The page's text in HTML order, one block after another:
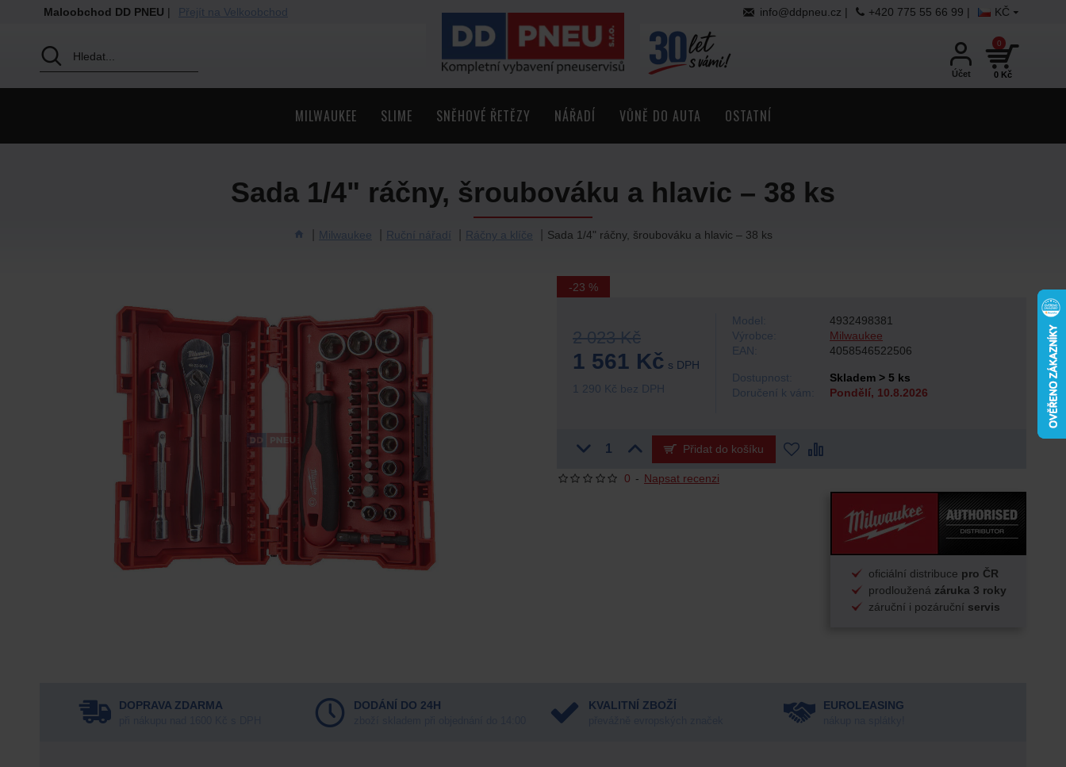
Maloobchod DD PNEU | Přejít na Velkoobchod KČ
info@ddpneu.cz | +420 775 55 66 99 |
Účet 0 Kč
0
MILWAUKEE SLIME SNĚHOVÉ ŘETĚZY NÁŘADÍ VŮNĚ DO AUTA OSTATNÍ
Milwaukee Ruční nářadí Ráčny a klíče Sada 1/4" ráčny, šroubováku a hlavic – 38 ks
Sada 1/4" ráčny, šroubováku a hlavic – 38 ks
-23 %
0 - Napsat recenzi
2 023 Kč
1 561 Kč s DPH
1 290 Kč bez DPH
Dostupnost:
Skladem > 5 ks
Doručení k vám:
Pondělí, 10.8.2026
Výrobce: Milwaukee
Model: 4932498381
EAN: 4058546522506
Přidat do košíku
oficiální distribuce pro ČR
prodloužená záruka 3 roky
záruční i pozáruční servis
DOPRAVA ZDARMA DODÁNÍ DO 24H KVALITNÍ ZBOŽÍ EUROLEASING